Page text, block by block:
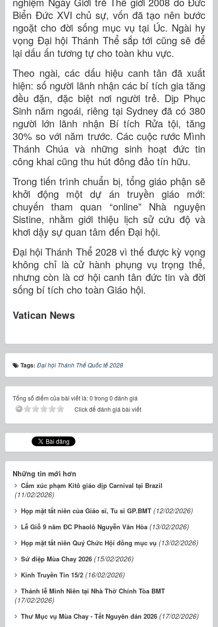
Biển Đức XVI chủ sự, vốn đã tạo nên bước
ngoặt cho đời sống mục vụ tại Úc. Ngài hy
vọng Đại hội Thánh Thể sắp tới cũng sẽ để
lại dấu ấn tương tự cho toàn khu vực.
Theo ngài, các dấu hiệu canh tân đã xuất
hiện: số người lãnh nhận các bí tích gia tăng
đều đặn, đặc biệt nơi người trẻ. Dịp Phục
Sinh năm ngoái, riêng tại Sydney đã có 380
người lớn lãnh nhận Bí tích Rửa tội, tăng
30% so với năm trước. Các cuộc rước Mình
Thánh Chúa và những sinh hoạt đức tin
công khai cũng thu hút đông đảo tín hữu.
Trong tiến trình chuẩn bị, tổng giáo phận sẽ
khởi động một dự án truyền giáo mới:
chuyến tham quan “online” Nhà nguyện
Sistine, nhằm giới thiệu lịch sử cứu độ và
khơi dậy sự quan tâm đến Đại hội.
Đại hội Thánh Thể 2028 vì thế được kỳ vọng
không chỉ là cử hành phụng vụ trọng thể,
nhưng còn là cơ hội canh tân đức tin và đời
sống bí tích cho toàn Giáo hội.
Vatican News
Tags: Đại hội Thánh Thể Quốc tế 2028
Tổng số điểm của bài viết là: 0 trong 0 đánh giá
Click để đánh giá bài viết
Những tin mới hơn
Cấm xúc phạm Kitô giáo dịp Carnival tại Brazil
(11/02/2026)
Họp mặt tất niên của Giáo sĩ, Tu sĩ GP.BMT (12/02/2026)
Lễ Giỗ 9 năm ĐC Phaolô Nguyễn Văn Hòa (13/02/2026)
Họp mặt tất niên Quý Chức Hội đồng mục vụ (13/02/2026)
Sứ điệp Mùa Chay 2026 (15/02/2026)
Kinh Truyền Tin 15/2 (16/02/2026)
Thánh lễ Minh Niên tại Nhà Thờ Chính Tòa BMT
(17/02/2026)
Thư Mục vụ Mùa Chay - Tết Nguyên đán 2026 (17/02/2026)